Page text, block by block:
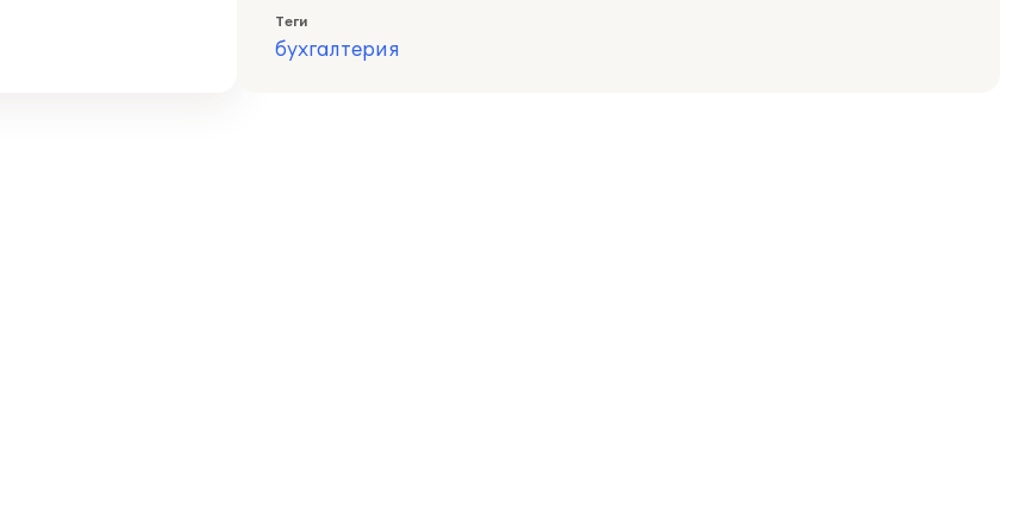
Теги
бухгалтерия